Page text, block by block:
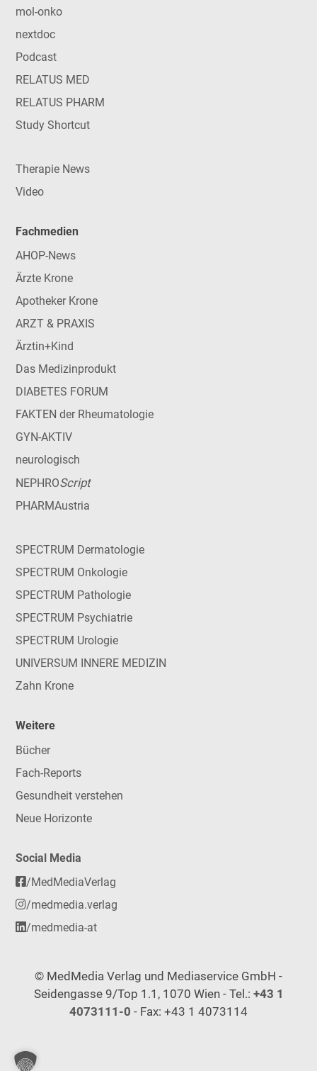
mol-onko
nextdoc
Podcast
RELATUS MED
RELATUS PHARM
Study Shortcut
Therapie News
Video
Fachmedien
AHOP-News
Ärzte Krone
Apotheker Krone
ARZT & PRAXIS
Ärztin+Kind
Das Medizinprodukt
DIABETES FORUM
FAKTEN der Rheumatologie
GYN-AKTIV
neurologisch
NEPHROScript
PHARMAustria
SPECTRUM Dermatologie
SPECTRUM Onkologie
SPECTRUM Pathologie
SPECTRUM Psychiatrie
SPECTRUM Urologie
UNIVERSUM INNERE MEDIZIN
Zahn Krone
Weitere
Bücher
Fach-Reports
Gesundheit verstehen
Neue Horizonte
Social Media
/MedMediaVerlag
/medmedia.verlag
/medmedia-at
© MedMedia Verlag und Mediaservice GmbH -
Seidengasse 9/Top 1.1, 1070 Wien - Tel.: +43 1
4073111-0 - Fax: +43 1 4073114